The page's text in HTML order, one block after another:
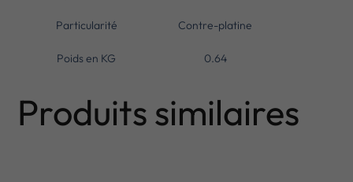
Particularité Contre-platine
Poids en KG 0.64
Produits similaires